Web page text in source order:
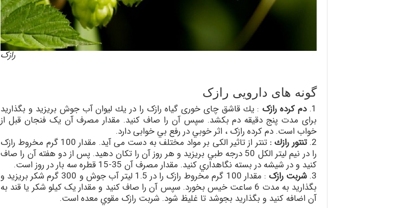
رازک
گونه های دارویی رازک
1. دم كرده رازک : يك قاشق چای خوری گياه رازک را در يك ليوان آب جوش بريزيد و بگذاريد
برای مدت پنج دقيقه دم بكشد. سپس آن را صاف كنيد. مقدار مصرف آن يک فنجان قبل از
خواب است. دم كرده رازک ، اثر خوبي در رفع بي خوابی دارد.
2. تنتور رازك :
تنتر از تاثیر الکی بر مواد مختلف به دست می آید. مقدار 100 گرم مخروط رازک
را در نيم ليتر الكل 50 درجه طبي بريزيد و هر روز آن را تكان دهيد. پس از دو هفته آن را صاف
كنيد و در شيشه در بسته نگاهداري كنيد. مقدار مصرف آن 35-15 قطره سه بار در روز است.
3. شربت رازک
: مقدار 100 گرم مخروط رازک را در 1.5 ليتر آب جوش و 300 گرم شكر بريزيد و
بگذاريد به مدت 6 ساعت خيس بخورد. سپس آن را صاف كنيد و مقدار يک كيلو شكر يا قند به
آن اضافه كنيد و بگذاريد بجوشد تا غليظ شود. شربت رازک مقوي معده است.